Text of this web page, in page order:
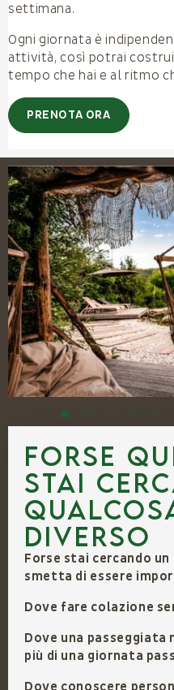
settimana.
Ogni giornata è
attività, così potrai
tempo che hai e al ritmo
PRENOTA ORA
FORSE
STAI
DIVERSO
Forse stai cercando
smetta di essere
Dove fare colazione
Dove una passeggiata
più di una giornata